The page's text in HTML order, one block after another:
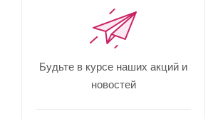
Будьте в курсе наших акций и
новостей